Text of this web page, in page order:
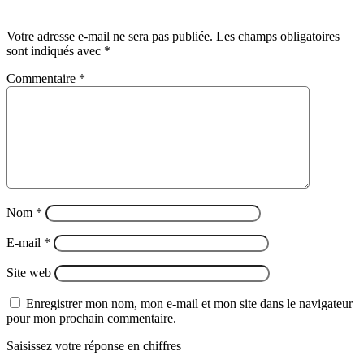
Votre adresse e-mail ne sera pas publiée. Les champs obligatoires
sont indiqués avec *
Commentaire *
Nom *
E-mail *
Site web
Enregistrer mon nom, mon e-mail et mon site dans le navigateur
pour mon prochain commentaire.
Saisissez votre réponse en chiffres